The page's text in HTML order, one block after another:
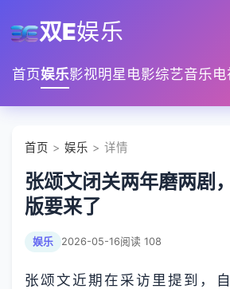
双E娱乐
首页娱乐影视明星电影综艺音乐电
首页 > 娱乐 > 详情
张颂文闭关两年磨两剧
版要来了
娱乐 2026-05-16阅读 108
张颂文近期在采访里提到，